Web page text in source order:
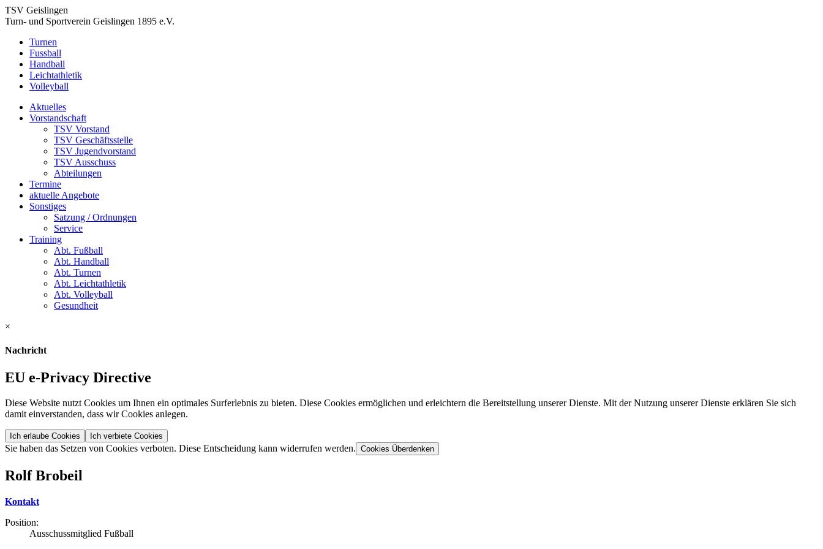
TSV Geislingen
Turn- und Sportverein Geislingen 1895 e.V.
Turnen
Fussball
Handball
Leichtathletik
Volleyball
Aktuelles
Vorstandschaft
TSV Vorstand
TSV Geschäftsstelle
TSV Jugendvorstand
TSV Ausschuss
Abteilungen
Termine
aktuelle Angebote
Sonstiges
Satzung / Ordnungen
Service
Training
Abt. Fußball
Abt. Handball
Abt. Turnen
Abt. Leichtathletik
Abt. Volleyball
Gesundheit
×
Nachricht
EU e-Privacy Directive
Diese Website nutzt Cookies um Ihnen ein optimales Surferlebnis zu bieten. Diese Cookies ermöglichen und erleichtern die Bereitstellung unserer Dienste. Mit der Nutzung unserer Dienste erklären Sie sich
damit einverstanden, dass wir Cookies anlegen.
Ich erlaube Cookies Ich verbiete Cookies
Sie haben das Setzen von Cookies verboten. Diese Entscheidung kann widerrufen werden. Cookies Überdenken
Rolf Brobeil
Kontakt
Position:
Ausschussmitglied Fußball